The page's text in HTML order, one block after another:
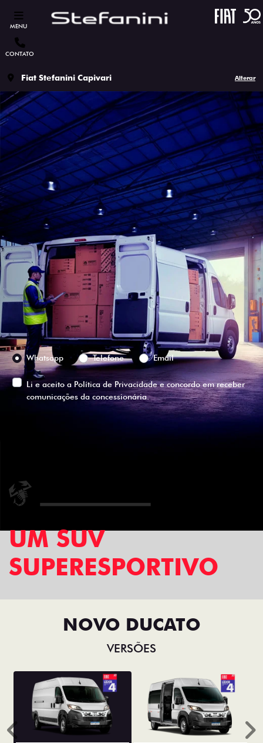
MENU
CONTATO
Fiat Stefanini Capivari Alterar
CADASTRE-SE PARA RECEBER
MAIS INFORMAÇÕES
Selecione a versão:
Preferência de contato:
Whatsapp
Telefone Email
Li e aceito a Política de Privacidadee concordo em receber
comunicações da concessionária.
UM SUV
SUPERESPORTIVO
NOVO DUCATO
VERSÕES